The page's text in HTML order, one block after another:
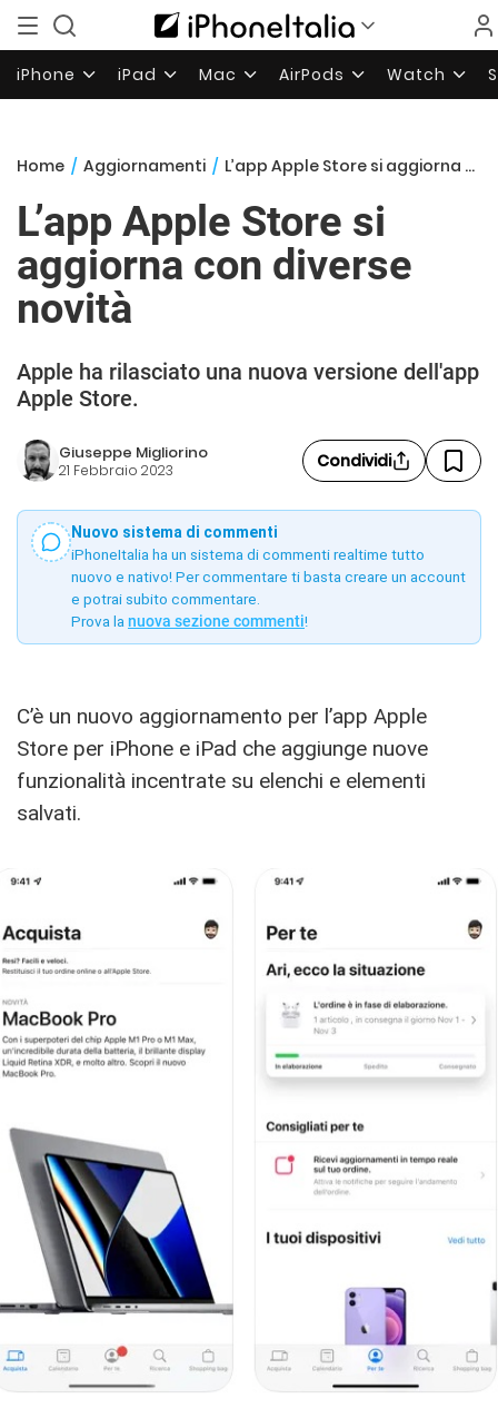
iPhone iPad Mac AirPods Watch
Home / Aggiornamenti / L’app Apple Store si aggiorna con diverse novità
L’app Apple Store si
aggiorna con diverse
novità
Apple ha rilasciato una nuova versione dell'app
Apple Store.
Giuseppe Migliorino
21 Febbraio 2023 Condividi
Nuovo sistema di commenti
iPhoneItalia ha un sistema di commenti realtime tutto
nuovo e nativo! Per commentare ti basta creare un account
e potrai subito commentare.
Prova la nuova sezione commenti!
C’è un nuovo aggiornamento per l’app Apple
Store per iPhone e iPad che aggiunge nuove
funzionalità incentrate su elenchi e elementi
salvati.